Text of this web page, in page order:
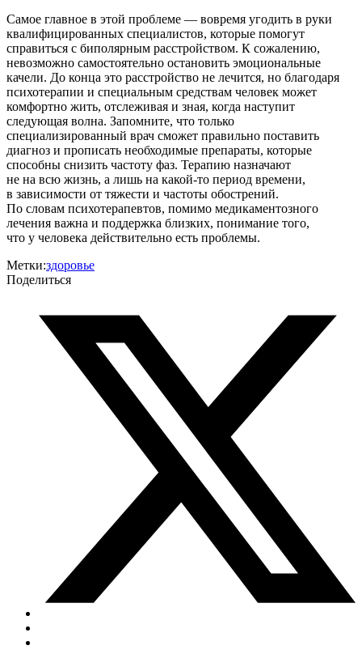
Самое главное в этой проблеме — вовремя угодить в руки
квалифицированных специалистов, которые помогут
справиться с биполярным расстройством. К сожалению,
невозможно самостоятельно остановить эмоциональные
качели. ​До конца это расстройство не лечится, но благодаря
психотерапии и специальным средствам человек может
комфортно жить, отслеживая и зная, когда наступит
следующая волна. Запомните, что только
специализированный врач сможет правильно поставить
диагноз и прописать необходимые препараты, которые
способны снизить частоту фаз. Терапию назначают
не на всю жизнь, а лишь на какой-то период времени,
в зависимости от тяжести и частоты обострений.
По словам психотерапевтов, помимо медикаментозного
лечения важна и поддержка близких, понимание того,
что у человека действительно есть проблемы.
Метки:здоровье
Поделиться